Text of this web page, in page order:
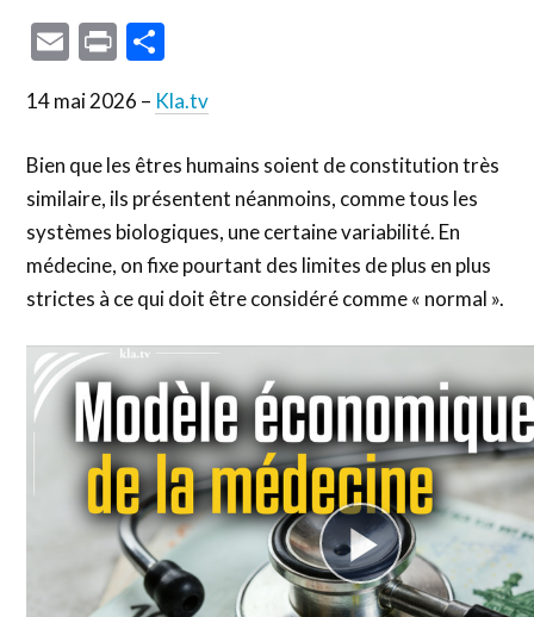
Email
Print
14 mai 2026 – Kla.tv
Bien que les êtres humains soient de constitution très
similaire, ils présentent néanmoins, comme tous les
systèmes biologiques, une certaine variabilité. En
médecine, on fixe pourtant des limites de plus en plus
strictes à ce qui doit être considéré comme « normal ».